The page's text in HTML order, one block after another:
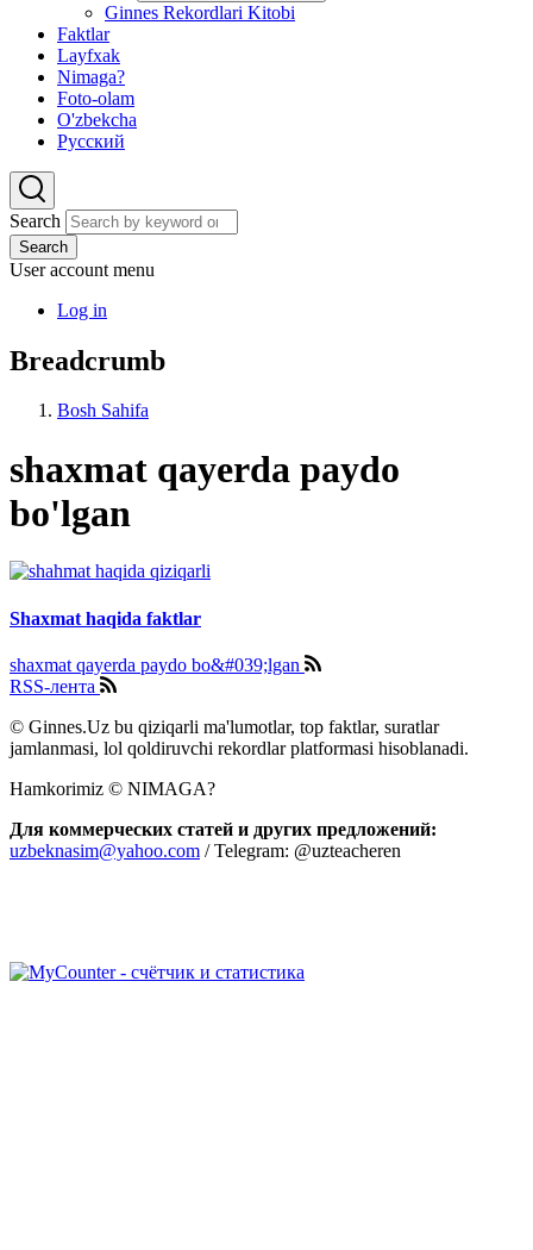
Ginnes Rekordlari Kitobi
Faktlar
Layfxak
Nimaga?
Foto-olam
O'zbekcha
Русский
Search
Search
User account menu
Log in
Breadcrumb
Bosh Sahifa
shaxmat qayerda paydo
bo'lgan
Shaxmat haqida faktlar
shaxmat qayerda paydo bo&#039;lgan
RSS-лента
© Ginnes.Uz bu qiziqarli ma'lumotlar, top faktlar, suratlar
jamlanmasi, lol qoldiruvchi rekordlar platformasi hisoblanadi.
Hamkorimiz © NIMAGA?
Для коммерческих статей и других предложений:
uzbeknasim@yahoo.com / Telegram: @uzteacheren